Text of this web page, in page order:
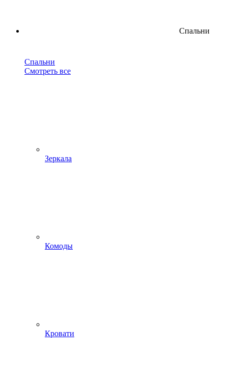
Спальни
Спальни
Смотреть все
Зеркала
Комоды
Кровати